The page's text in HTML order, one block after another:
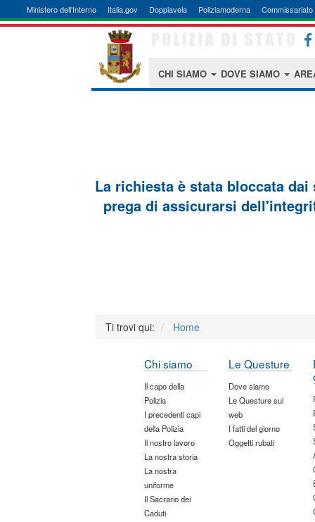
Ministero dell'Interno Italia.gov Doppiavela Poliziamoderna Commissariato
CHI SIAMO DOVE SIAMO
La richiesta è stata bloccata
prega di assicurarsi
Ti trovi qui: Home
Chi siamo
Il capo della
Polizia
I precedenti capi
della Polizia
Il nostro lavoro
La nostra storia
La nostra
uniforme
Il Sacrario dei
Caduti
Le Questure
Dove siamo
Le Questure sul
web
I fatti del giorno
Oggetti rubati